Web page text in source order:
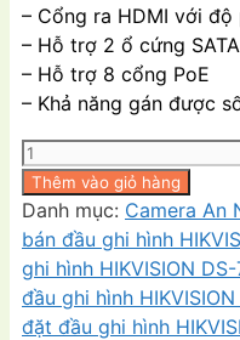
– Cổng ra HDMI với độ
– Hỗ trợ 2 ổ cứng
– Hỗ trợ 8 cổng PoE
– Khả năng gán được
Đầu
ghi
hình
HIKVISION
DS-
7608NI-
K2
Thêm vào giỏ hàng
Danh mục: Camera An
bán đầu ghi hình
ghi hình HIKVISION
đầu ghi hình
đặt đầu ghi hình